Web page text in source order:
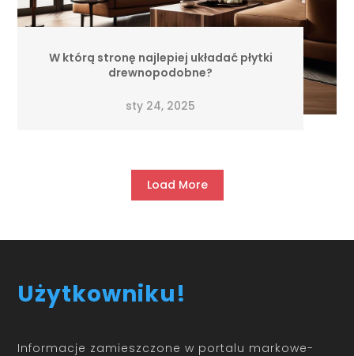
W którą stronę najlepiej układać płytki
drewnopodobne?
sty 24, 2025
Load More
Użytkowniku!
Informacje zamieszczone w portalu markowe-